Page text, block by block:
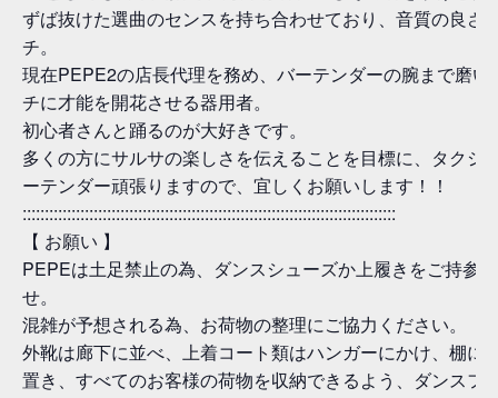
ずば抜けた選曲のセンスを持ち合わせており、音質の良さ
チ。
現在PEPE2の店長代理を務め、バーテンダーの腕まで磨い
チに才能を開花させる器用者。
初心者さんと踊るのが大好きです。
多くの方にサルサの楽しさを伝えることを目標に、タクシ
ーテンダー頑張りますので、宜しくお願いします！！
::::::::::::::::::::::::::::::::::::::::::::::::::::::::::::::::::::::::::::::::::::
【 お願い 】
PEPEは土足禁止の為、ダンスシューズか上履きをご持参
せ。
混雑が予想される為、お荷物の整理にご協力ください。
外靴は廊下に並べ、上着コート類はハンガーにかけ、棚に
置き、すべてのお客様の荷物を収納できるよう、ダンスフ